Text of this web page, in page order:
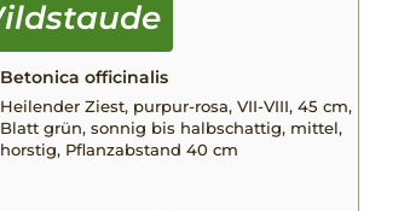
Betonica officinalis
Heilender Ziest, purpur-rosa, VII-VIII, 45 cm,
Blatt grün, sonnig bis halbschattig, mittel,
horstig, Pflanzabstand 40 cm